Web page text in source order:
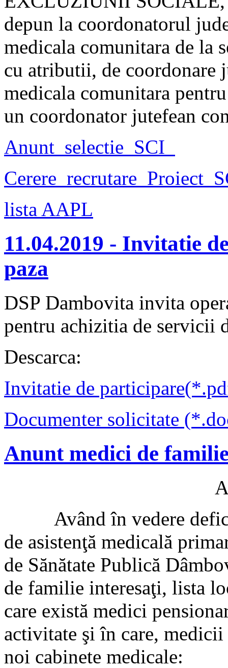
depun la coordonatorul
medicala comunitara de la
cu atributii, de coordonare
medicala comunitara
un coordonator jutefean
Anunt_selectie_SCI_
lista AAPL
11.04.2019 - Invitatie
paza
DSP Dambovita invita
pentru achizitia de servicii
Descarca:
Invitatie de
Documenter solicitate
Anunt medici de
Având în vedere
de asistenţă medicală
de Sănătate Publică
de familie interesaţi, lista
care există medici
activitate şi în care,
noi cabinete medicale: